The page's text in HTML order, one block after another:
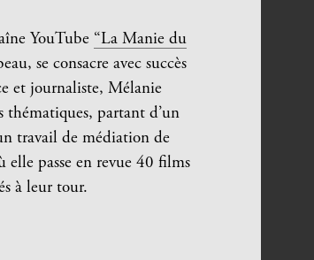
YouTube “La Manie du
se consacre avec succès
et journaliste, Mélanie
thématiques, partant d’un
travail de médiation de
passe en revue 40 films
à leur tour.